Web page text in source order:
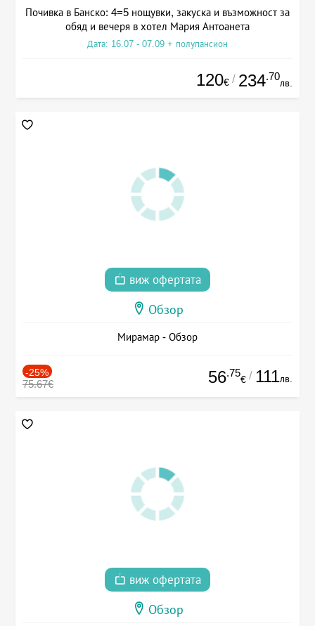
Почивка в Банско: 4=5 нощувки, закуска и възможност за
обяд и вечеря в хотел Мария Антоанета
Дата: 16.07 - 07.09 + полупансион
120€ / 234.70
лв.
виж офертата
Обзор
Мирамар - Обзор
-25%
75.67€ 56.75
€ / 111лв.
виж офертата
Обзор